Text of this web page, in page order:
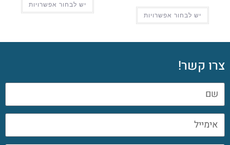
יש לבחור אפשרויות
יש לבחור אפשרויות
צרו קשר!